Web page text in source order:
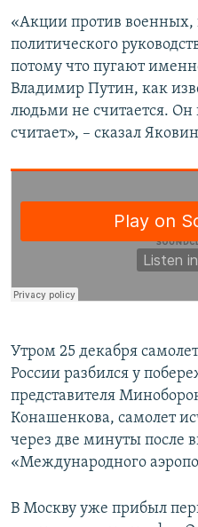
«Акции против военных,
политического
потому что пугают
Владимир Путин, как
людьми не считается. Он
считает», – сказал
Утром 25 декабря
России разбился у
представителя
Конашенкова, самолет
через две минуты после
«Международного
В Москву уже прибыл